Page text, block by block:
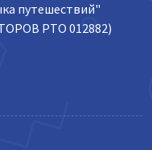
путешествий"
РТО 012882)